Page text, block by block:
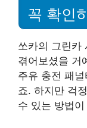
꼭 확인
쏘카의 그린카
겪어보셨을 거
주유 충전 패
죠. 하지만 걱
수 있는 방법